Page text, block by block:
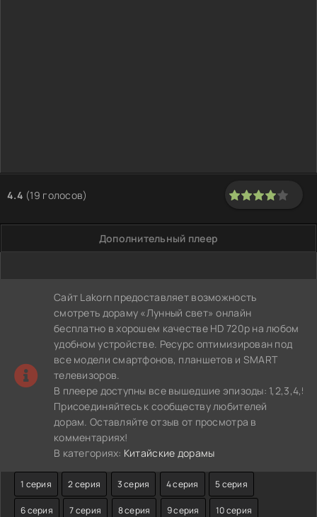
4.4 (19 голосов)
Дополнительный плеер
Сайт Lakorn предоставляет возможность
смотреть дораму «Лунный свет» онлайн
бесплатно в хорошем качестве HD 720p на любом
удобном устройстве. Ресурс оптимизирован под
все модели смартфонов, планшетов и SMART
телевизоров.
В плеере доступны все вышедшие эпизоды:
Присоединяйтесь к сообществу любителей
дорам. Оставляйте отзыв от просмотра в
комментариях!
В категориях: Китайские дорамы
1 серия 2 серия 3 серия 4 серия 5 серия
6 серия 7 серия 8 серия 9 серия 10 серия